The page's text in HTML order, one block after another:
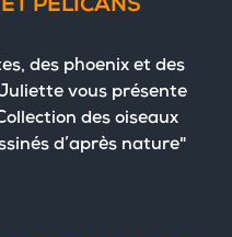
PÉLICANS
des phoenix et des
vous présente
des oiseaux
d’après nature"